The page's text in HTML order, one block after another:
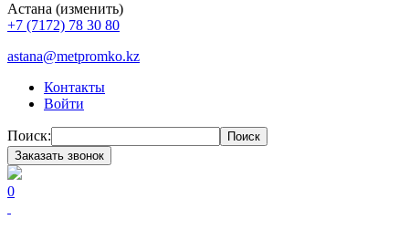
Астана (изменить)
+7 (7172) 78 30 80
astana@metpromko.kz
Контакты
Войти
Поиск:
Поиск
Заказать звонок
0